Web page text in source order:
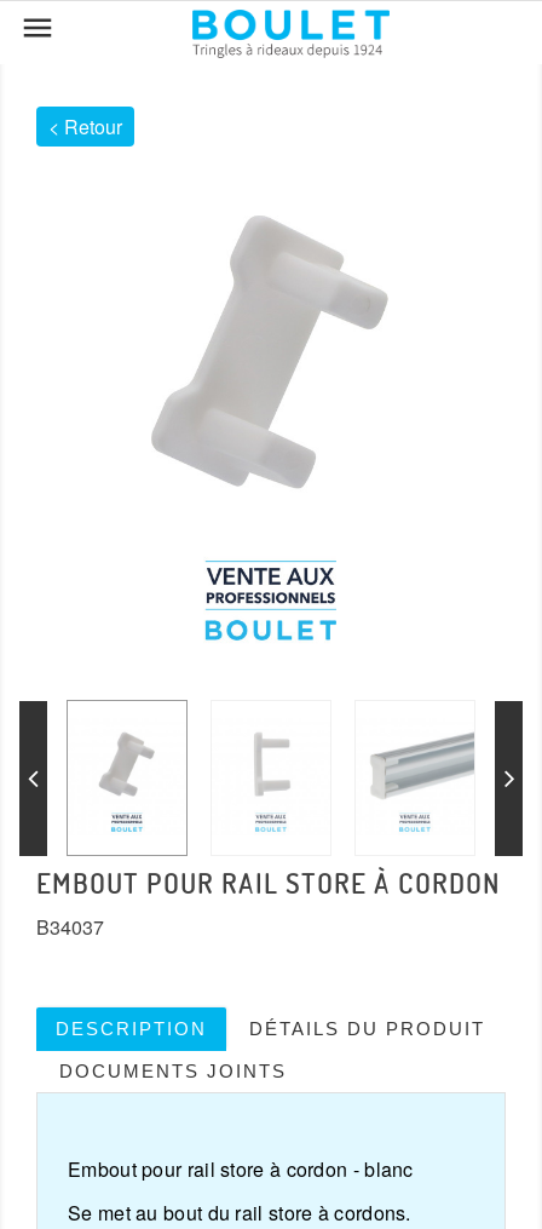

< Retour
EMBOUT POUR RAIL STORE À CORDON
B34037
DESCRIPTION DÉTAILS DU PRODUIT
DOCUMENTS JOINTS
Embout pour rail store à cordon - blanc
Se met au bout du rail store à cordons.